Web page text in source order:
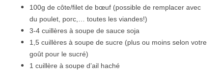
100g de côte/filet de bœuf (possible de remplacer avec
du poulet, porc,… toutes les viandes!)
3-4 cuillères à soupe de sauce soja
1,5 cuillères à soupe de sucre (plus ou moins selon votre
goût pour le sucré)
1 cuillère à soupe d’ail haché